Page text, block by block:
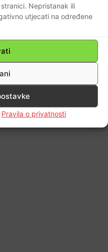
Nepristanak ili
utjecati na određene
Pravila o privatnosti
Pravila o privatnosti
Theme by TagDiv